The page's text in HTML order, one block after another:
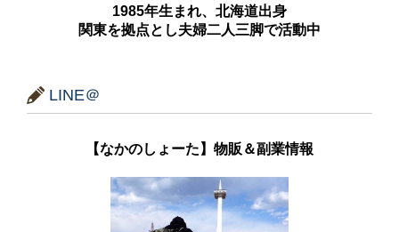
1985年生まれ、北海道出身
関東を拠点とし夫婦二人三脚で活動中
LINE＠
【なかのしょーた】物販＆副業情報